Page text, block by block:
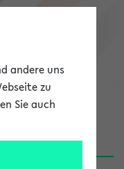
andere uns
zu
Sie auch